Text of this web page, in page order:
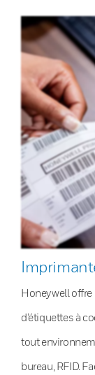
Honeywell offre
d’étiquettes à
tout
bureau, RFID.